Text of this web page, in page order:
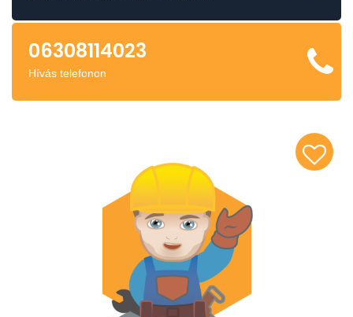
06308114023
Hívás telefonon